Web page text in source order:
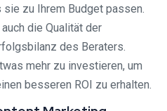
zu Ihrem Budget passen.
die Qualität der
des Beraters.
mehr zu investieren, um
besseren ROI zu erhalten.